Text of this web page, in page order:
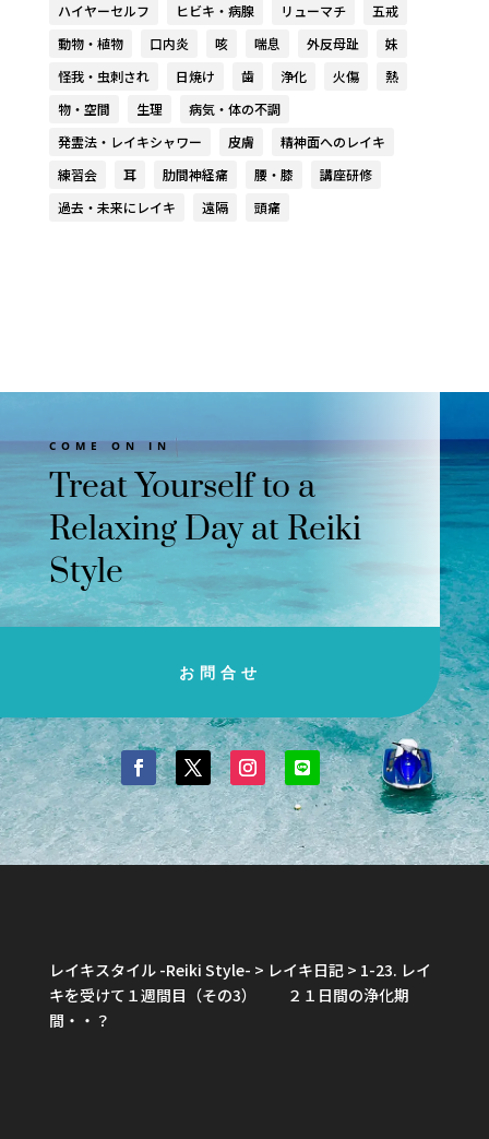
ハイヤーセルフ
ヒビキ・病腺 リューマチ
五戒
動物・植物
口内炎 咳 喘息 外反母趾
妹
怪我・虫刺され
日焼け 歯 浄化 火傷
熱
物・空間
生理
病気・体の不調
発霊法・レイキシャワー
皮膚
精神面へのレイキ
練習会
耳 肋間神経痛 腰・膝
講座研修
過去・未来にレイキ
遠隔 頭痛
COME ON IN
Treat Yourself to a
Relaxing Day at Reiki
Style
お問合せ
レイキスタイル -Reiki Style- > レイキ日記> 1-23. レイ
キを受けて１週間目（その3） ２１日間の浄化期
間・・？